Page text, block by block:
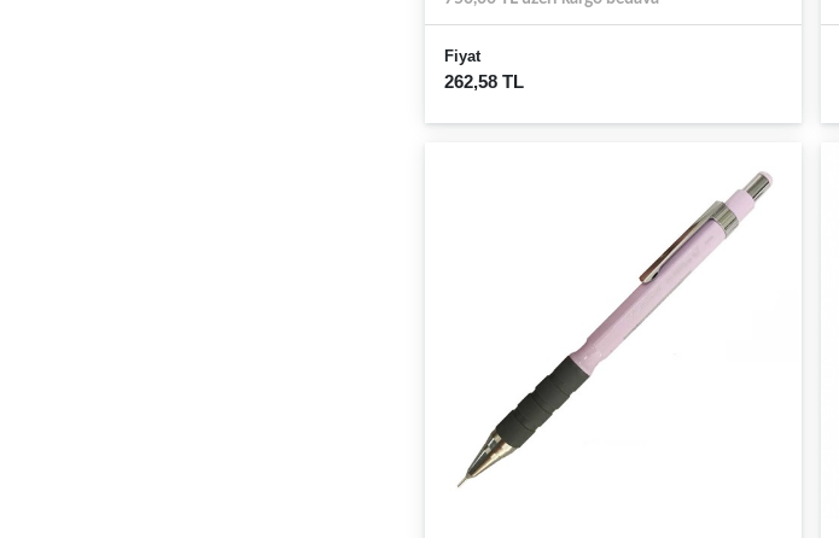
Fiyat
262,58 TL